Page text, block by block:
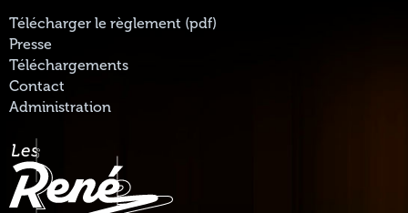
Télécharger le règlement (pdf)
Presse
Téléchargements
Contact
Administration